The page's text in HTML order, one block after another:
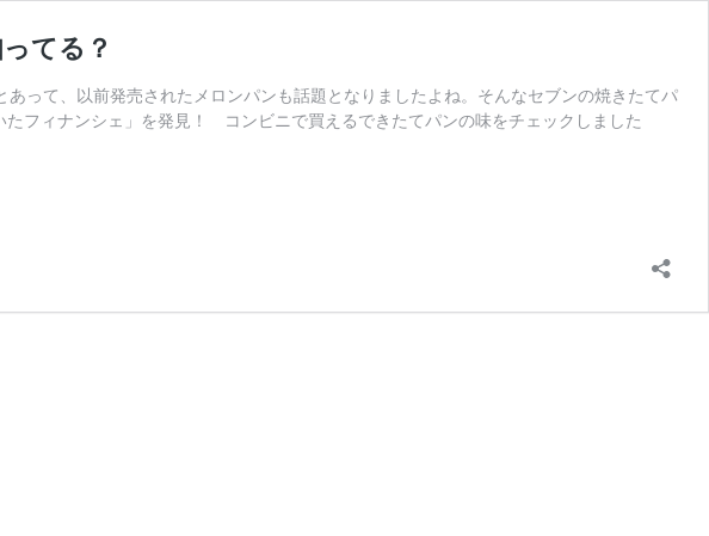
てる？
って、以前発売されたメロンパンも話題となりましたよね。そんなセブンの焼きたてパ
フィナンシェ」を発見！ コンビニで買えるできたてパンの味をチェックしました